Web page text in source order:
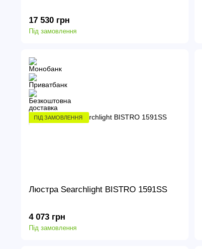
17 530 грн
Під замовлення
ПІД ЗАМОВЛЕННЯ
Люстра Searchlight BISTRO 1591SS
4 073 грн
Під замовлення